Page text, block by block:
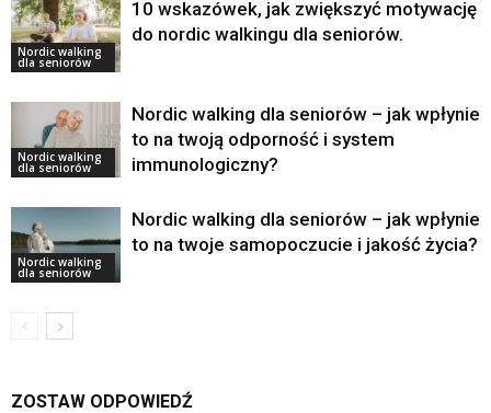
Nordic walking
dla seniorów
10 wskazówek, jak zwiększyć motywację
do nordic walkingu dla seniorów.
Nordic walking
dla seniorów
Nordic walking dla seniorów – jak wpłynie
to na twoją odporność i system
immunologiczny?
Nordic walking
dla seniorów
Nordic walking dla seniorów – jak wpłynie
to na twoje samopoczucie i jakość życia?
ZOSTAW ODPOWIEDŹ